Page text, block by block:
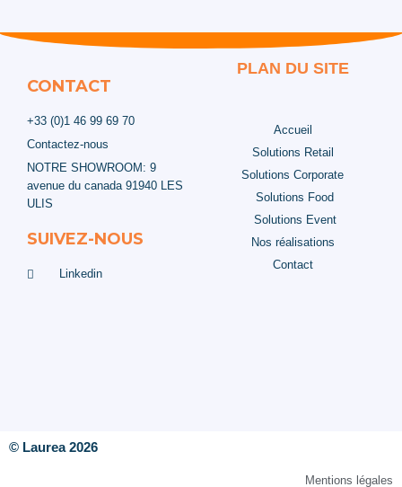
CONTACT
+33 (0)1 46 99 69 70
Contactez-nous
NOTRE SHOWROOM: 9
avenue du canada 91940 LES
ULIS
SUIVEZ-NOUS
Linkedin
PLAN DU SITE
Accueil
Solutions Retail
Solutions Corporate
Solutions Food
Solutions Event
Nos réalisations
Contact
© Laurea 2026
Mentions légales